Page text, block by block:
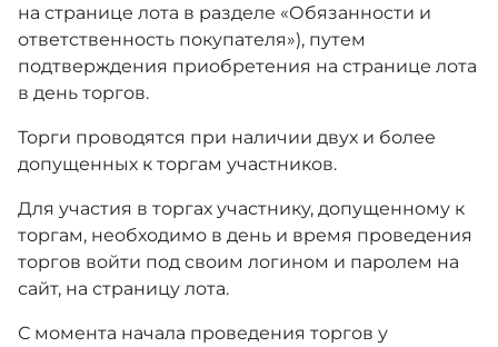
на странице лота в разделе «Обязанности и
ответственность покупателя»), путем
подтверждения приобретения на странице лота
в день торгов.
Торги проводятся при наличии двух и более
допущенных к торгам участников.
Для участия в торгах участнику, допущенному к
торгам, необходимо в день и время проведения
торгов войти под своим логином и паролем на
сайт, на страницу лота.
С момента начала проведения торгов у